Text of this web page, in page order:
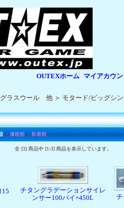
OUTEXホーム マイアカウ
ラスウール 他 ＞ モタード/ビッグシ
・価格順 ・新着順
全 [3] 商品中 [1-3] 商品を表示しています。
チタングラデーションサイレ
ンサー100パイ×450L